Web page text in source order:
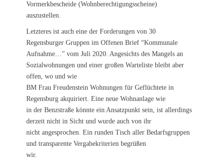
Vormerkbescheide (Wohnberechtigungsscheine)
auszustellen.
Letzteres ist auch eine der Forderungen von 30
Regensburger Gruppen im Offenen Brief “Kommunale
Aufnahme…” vom Juli 2020. Angesichts des Mangels an
Sozialwohnungen und einer großen Warteliste bleibt aber
offen, wo und wie
BM Frau Freudenstein Wohnungen für Geflüchtete in
Regensburg akquiriert. Eine neue Wohnanlage wie
in der Benzstraße könnte ein Ansatzpunkt sein, ist allerdings
derzeit nicht in Sicht und wurde auch von ihr
nicht angesprochen. Ein runden Tisch aller Bedarfsgruppen
und transparente Vergabekriterien begrüßen
wir.